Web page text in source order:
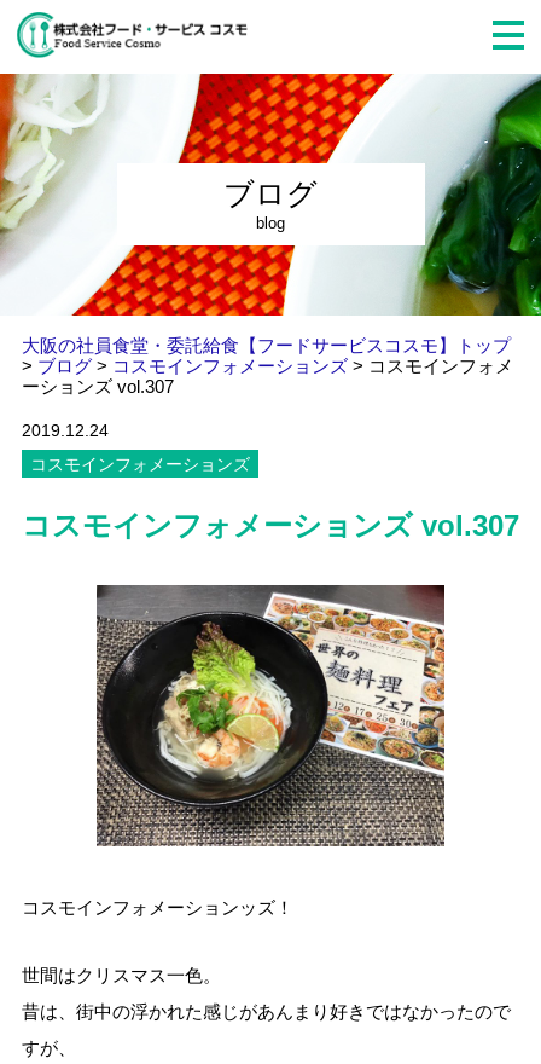
ブログ
blog
大阪の社員食堂・委託給食【フードサービスコスモ】トップ
> ブログ> コスモインフォメーションズ> コスモインフォメ
ーションズ vol.307
2019.12.24
コスモインフォメーションズ
コスモインフォメーションズ vol.307
コスモインフォメーションッズ！
世間はクリスマス一色。
昔は、街中の浮かれた感じがあんまり好きではなかったので
すが、